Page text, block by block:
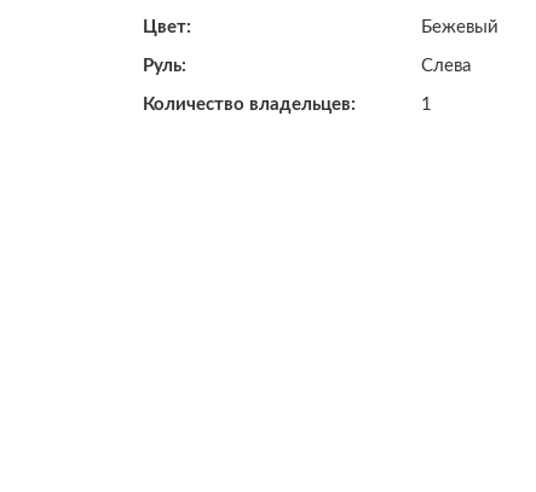
Цвет: Бежевый
Руль: Слева
Количество владельцев: 1